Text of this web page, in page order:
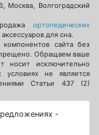
, Москва
Волгоградский
ортопедических
для сна.
сайта без
Обращаем ваше
носит исключительно
не является
Статьи 437 (2)
-